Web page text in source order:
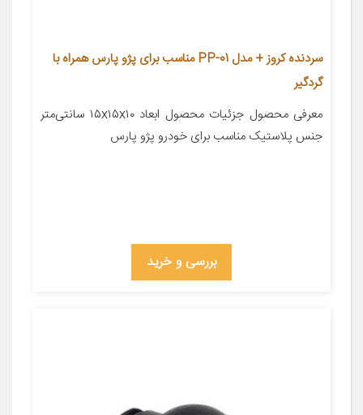
سردنده کروز + مدل PP-01 مناسب برای پژو پارس همراه با
گردگیر
معرفی محصول جزئیات محصول ابعاد ۱۵x۱۵x۱۰ سانتی‌متر
جنس پلاستیک مناسب برای خودرو پژو پارس
بررسی و خرید